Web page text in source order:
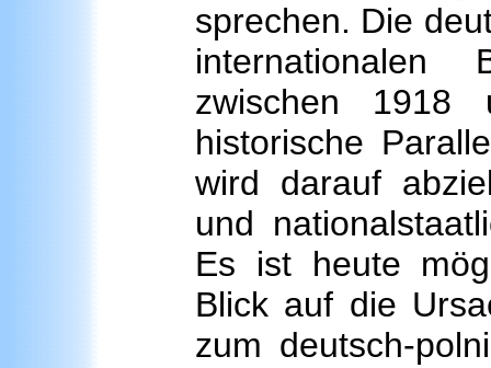
sprechen. Die
internationalen
zwischen 1918
historische
wird darauf
und
Es ist heute
Blick auf die
zum deutsch-